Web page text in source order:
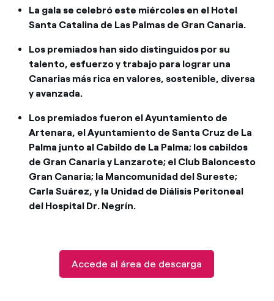
La gala se celebró este miércoles en el Hotel
Santa Catalina de Las Palmas de Gran Canaria.
Los premiados han sido distinguidos por su
talento, esfuerzo y trabajo para lograr una
Canarias más rica en valores, sostenible, diversa
y avanzada.
Los premiados fueron el Ayuntamiento de
Artenara, el Ayuntamiento de Santa Cruz de La
Palma junto al Cabildo de La Palma; los cabildos
de Gran Canaria y Lanzarote; el Club Baloncesto
Gran Canaria; la Mancomunidad del Sureste;
Carla Suárez, y la Unidad de Diálisis Peritoneal
del Hospital Dr. Negrín.
Accede al área de descarga